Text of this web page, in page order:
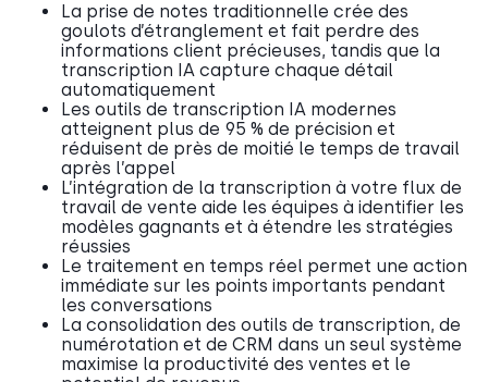
La prise de notes traditionnelle crée des
goulots d’étranglement et fait perdre des
informations client précieuses, tandis que la
transcription IA capture chaque détail
automatiquement
Les outils de transcription IA modernes
atteignent plus de 95 % de précision et
réduisent de près de moitié le temps de travail
après l’appel
L’intégration de la transcription à votre flux de
travail de vente aide les équipes à identifier les
modèles gagnants et à étendre les stratégies
réussies
Le traitement en temps réel permet une action
immédiate sur les points importants pendant
les conversations
La consolidation des outils de transcription, de
numérotation et de CRM dans un seul système
maximise la productivité des ventes et le